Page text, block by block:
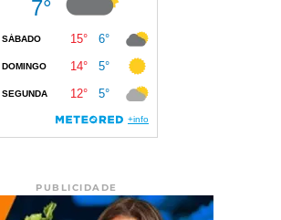
PUBLICIDADE